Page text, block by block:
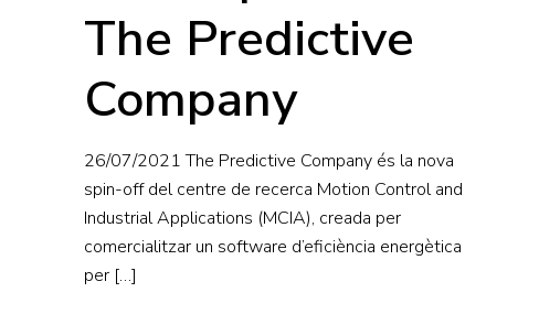
The Predictive
Company
26/07/2021 The Predictive Company és la nova
spin-off del centre de recerca Motion Control and
Industrial Applications (MCIA), creada per
comercialitzar un software d’eficiència energètica
per[…]